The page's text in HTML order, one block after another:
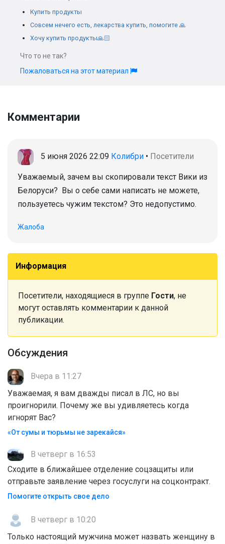
Купить продукты
Совсем нечего есть, лекарства купить, помогите 🙏
Хочу купить продукты🙏🏻
Что то не так?
Пожаловаться на этот материал
Комментарии
5 июня 2026 22:09 Колибри • Посетители
Уважаемый, зачем вы скопировали текст Вики из
Белоруси? Вы о себе сами написать не можете,
пользуетесь чужим текстом? Это недопустимо.
Жалоба
Информация
Посетители, находящиеся в группе Гости, не
могут оставлять комментарии к данной
публикации.
Обсуждения
Вчера в 11:27
Уважаемая, я вам дважды писал в ЛС, но вы
проигнорили. Почему же вы удивляетесь когда
игнорят Вас?
«От сумы и тюрьмы не зарекайся»
В четверг в 16:53
Сходите в ближайшее отделение соцзащиты или
отправьте заявление через госуслуги на соцконтракт.
Помогите открыть свое дело
В четверг в 10:20
Только настоящий мужчина может назвать женщину в